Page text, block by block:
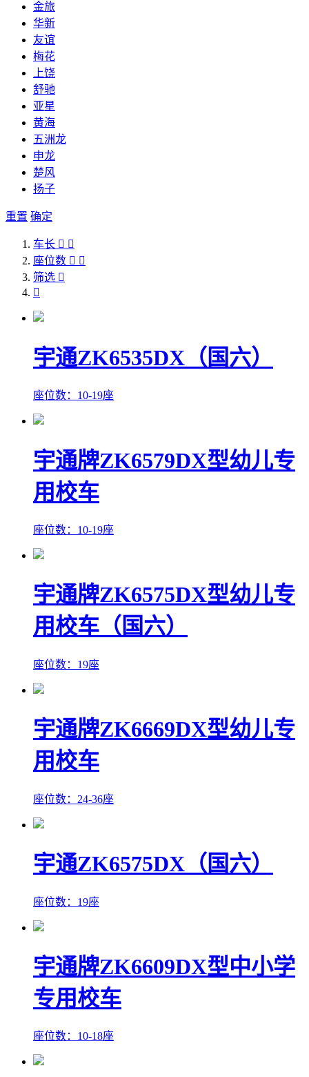
金旅
华新
友谊
梅花
上饶
舒驰
亚星
黄海
五洲龙
申龙
楚风
扬子
重置 确定
车长  
座位数  
筛选 

宇通ZK6535DX（国六）
座位数：10-19座
宇通牌ZK6579DX型幼儿专
用校车
座位数：10-19座
宇通牌ZK6575DX型幼儿专
用校车（国六）
座位数：19座
宇通牌ZK6669DX型幼儿专
用校车
座位数：24-36座
宇通ZK6575DX（国六）
座位数：19座
宇通牌ZK6609DX型中小学
专用校车
座位数：10-18座